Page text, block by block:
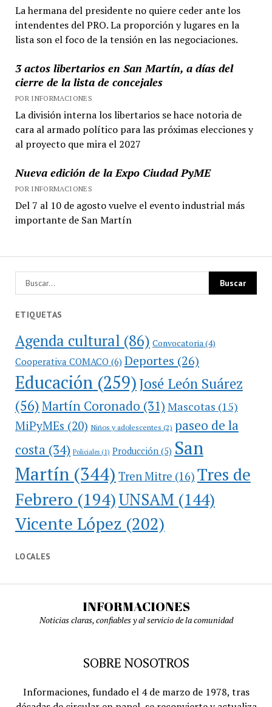
La hermana del presidente no quiere ceder ante los
intendentes del PRO. La proporción y lugares en la
lista son el foco de la tensión en las negociaciones.
3 actos libertarios en San Martín, a días del
cierre de la lista de concejales
POR INFORMACIONES
La división interna los libertarios se hace notoria de
cara al armado político para las próximas elecciones y
al proyecto que mira el 2027
Nueva edición de la Expo Ciudad PyME
POR INFORMACIONES
Del 7 al 10 de agosto vuelve el evento industrial más
importante de San Martín
ETIQUETAS
Agenda cultural (86) Convocatoria (4)
Cooperativa COMACO(6) Deportes (26)
Educación(259)José León Suárez
(56)Martín Coronado (31) Mascotas (15)
MiPyMEs (20) Niños y adolescentes (2) paseo de la
costa(34) Policiales(1) Producción(5) San
Martín(344) Tren Mitre (16) Tres de
Febrero (194)UNSAM (144)
Vicente López (202)
LOCALES
INFORMACIONES
Noticias claras, confiables y al servicio de la comunidad
SOBRE NOSOTROS
Informaciones, fundado el 4 de marzo de 1978, tras